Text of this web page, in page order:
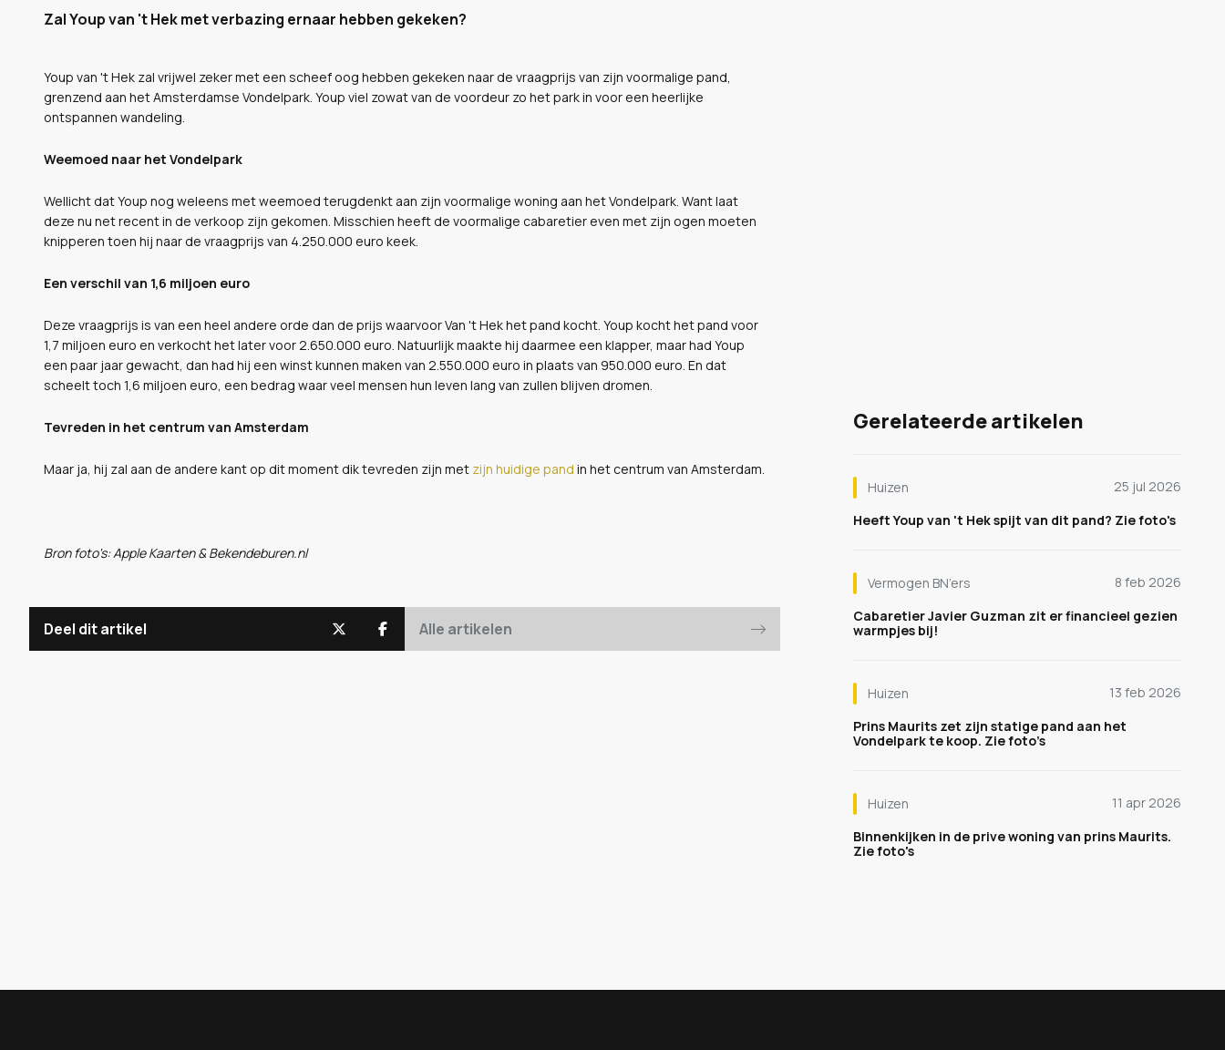
Zal Youp van 't Hek met verbazing ernaar hebben gekeken?
Youp van 't Hek zal vrijwel zeker met een scheef oog hebben gekeken naar de vraagprijs van zijn voormalige pand,
grenzend aan het Amsterdamse Vondelpark. Youp viel zowat van de voordeur zo het park in voor een heerlijke
ontspannen wandeling.
Weemoed naar het Vondelpark
Wellicht dat Youp nog weleens met weemoed terugdenkt aan zijn voormalige woning aan het Vondelpark. Want laat
deze nu net recent in de verkoop zijn gekomen. Misschien heeft de voormalige cabaretier even met zijn ogen moeten
knipperen toen hij naar de vraagprijs van 4.250.000 euro keek.
Een verschil van 1,6 miljoen euro
Deze vraagprijs is van een heel andere orde dan de prijs waarvoor Van 't Hek het pand kocht. Youp kocht het pand voor
1,7 miljoen euro en verkocht het later voor 2.650.000 euro. Natuurlijk maakte hij daarmee een klapper, maar had Youp
een paar jaar gewacht, dan had hij een winst kunnen maken van 2.550.000 euro in plaats van 950.000 euro. En dat
scheelt toch 1,6 miljoen euro, een bedrag waar veel mensen hun leven lang van zullen blijven dromen.
Tevreden in het centrum van Amsterdam
Maar ja, hij zal aan de andere kant op dit moment dik tevreden zijn met zijn huidige pand in het centrum van Amsterdam.
Bron foto's: Apple Kaarten & Bekendeburen.nl
Deel dit artikel Alle artikelen
Gerelateerde artikelen
Huizen
25 jul 2026
Heeft Youp van 't Hek spijt van dit pand? Zie foto's
Vermogen BN’ers
8 feb 2026
Cabaretier Javier Guzman zit er financieel gezien
warmpjes bij!
Huizen
13 feb 2026
Prins Maurits zet zijn statige pand aan het
Vondelpark te koop. Zie foto’s
Huizen
11 apr 2026
Binnenkijken in de prive woning van prins Maurits.
Zie foto's